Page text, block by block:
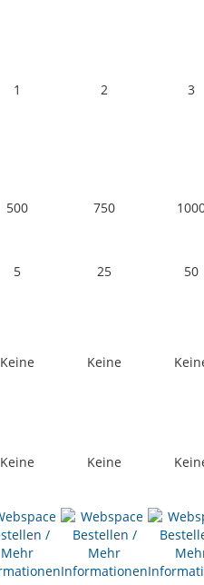
1 2 3
500 750
5 25 50
Keine Keine
Keine Keine